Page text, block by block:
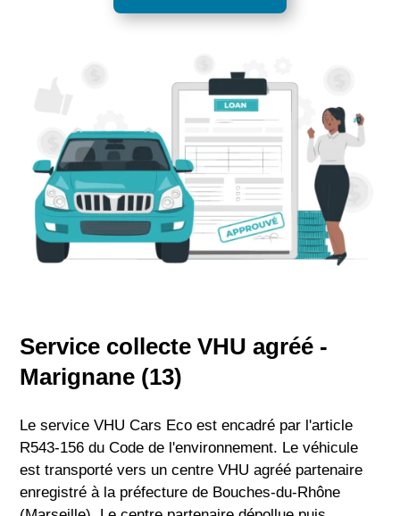
Service collecte VHU agréé -
Marignane (13)
Le service VHU Cars Eco est encadré par l'article
R543-156 du Code de l'environnement. Le véhicule
est transporté vers un centre VHU agréé partenaire
enregistré à la préfecture de Bouches-du-Rhône